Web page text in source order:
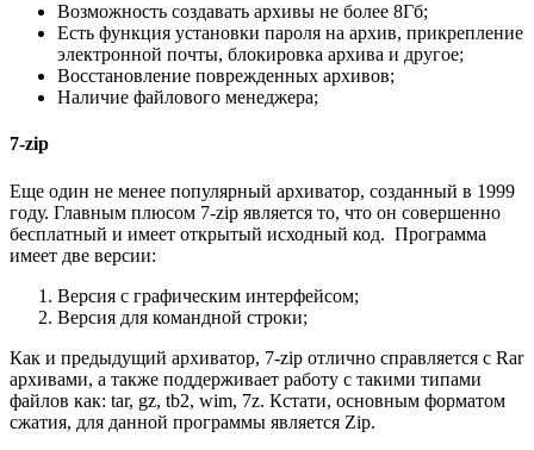
Возможность создавать архивы не более 8Гб;
Есть функция установки пароля на архив, прикрепление
электронной почты, блокировка архива и другое;
Восстановление поврежденных архивов;
Наличие файлового менеджера;
7-zip
Еще один не менее популярный архиватор, созданный в 1999
году. Главным плюсом 7-zip является то, что он совершенно
бесплатный и имеет открытый исходный код. Программа
имеет две версии:
Версия с графическим интерфейсом;
Версия для командной строки;
Как и предыдущий архиватор, 7-zip отлично справляется с Rar
архивами, а также поддерживает работу с такими типами
файлов как: tar, gz, tb2, wim, 7z. Кстати, основным форматом
сжатия, для данной программы является Zip.